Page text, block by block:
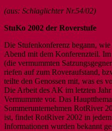
(aus: Schlaglichter Nr.54/02)
StuKo 2002 der Roverstufe
Die Stufenkonferenz begann, wie
Abend mit dem Konferenzteil.
(die vermummten
riefen auf zum Roveraufstand,
teilte den Genossen mit, was es
Die Arbeit des AK im letzten
Vermummte vor. Das
Sommerunternehmen RotRiver
ist, findet RotRiver 2002 in
Informationen wurden bekannt